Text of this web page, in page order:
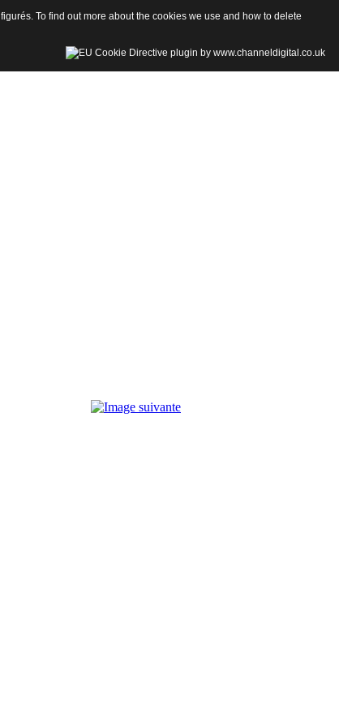
To find out more about the cookies we use and how to delete